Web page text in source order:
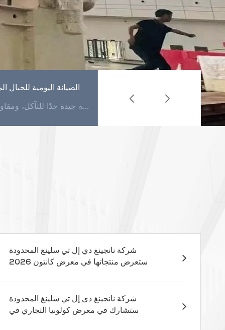
الصيانة اليومية للحبال
الصيانة اليومية للقاذفة المسطحة بسيطة للغاية. باستثناء استخدام المنظفات في بعض الأحيان للتنظيف في الماء، فهي لا تتطلب أي صيانة. تتمتع القاذفة بمقاومة جيدة للتآكل، ومقاومة جيدة جدًا للتآكل، ومقاومة عال... تعتبر حبال الرفع المنسوجة أداة حاسمة في التعامل مع المواد، مما يسمح برفع الأشياء الثقيلة بكفاءة وأمان. ومع ذلك، فمن الضروري استخدام هذه المعدات بشكل صحيح لمنع وقوع الحوادث وضمان سلامة كل من المشغلين و...
شركة نانجينغ دي إل تي سلينغ المحدودة
ستعرض منتجاتها في معرض كانتون 2026
شركة نانجينغ دي إل تي سلينغ المحدودة
ستشارك في معرض كولونيا التجاري في